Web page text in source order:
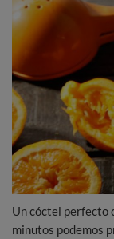
Un cóctel perfecto
minutos podemos